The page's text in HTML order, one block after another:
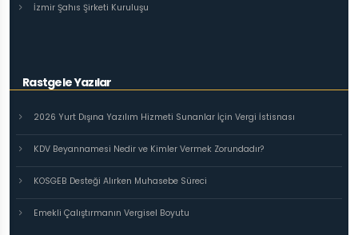
İzmir Şahıs Şirketi Kuruluşu
Rastgele Yazılar
2026 Yurt Dışına Yazılım Hizmeti Sunanlar İçin Vergi İstisnası
KDV Beyannamesi Nedir ve Kimler Vermek Zorundadır?
KOSGEB Desteği Alırken Muhasebe Süreci
Emekli Çalıştırmanın Vergisel Boyutu